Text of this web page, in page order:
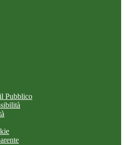
Pubblico